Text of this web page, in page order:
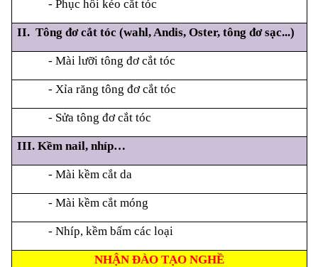
- Phục hồi kéo cắt tóc
II. Tông đơ cắt tóc (wahl, Andis, Oster, tông đơ sạc...)
- Mài lưỡi tông đơ cắt tóc
- Xỉa răng tông đơ cắt tóc
- Sửa tông đơ cắt tóc
III. Kềm nail, nhíp…
- Mài kềm cắt da
- Mài kềm cắt móng
- Nhíp, kềm bấm các loại
NHẬN ĐÀO TẠO NGHỀ